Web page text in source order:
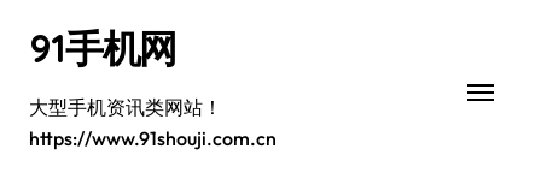
91手机网
大型手机资讯类网站！
https://www.91shouji.com.cn